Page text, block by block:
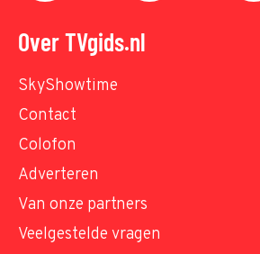
Over TVgids.nl
SkyShowtime
Contact
Colofon
Adverteren
Van onze partners
Veelgestelde vragen